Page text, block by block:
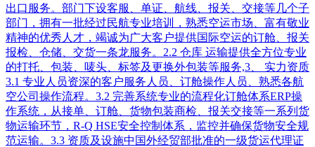
出口服务。部门下设客服、单证、航线、报关、交接等几个子
部门，拥有一批经过民航专业培训，熟悉空运市场、富有敬业
精神的优秀人才，竭诚为广大客户提供国际空运的订舱、报关
报检、仓储、交货一条龙服务。2.2 仓库 运输提供全方位专业
的打托、包装、唛头、标签及更换外包装等服务,3、 实力资质
3.1 专业人员资深的客户服务人员、订舱操作人员、熟悉各航
空公司操作流程。3.2 完善系统专业的流程化订舱体系ERP操
作系统，从接单、订舱、货物包装商检、报关交接等一系列货
物运输环节，R-Q HSE安全控制体系，监控并确保货物安全规
范运输。3.3 资质及设施中国外经贸部批准的一级货运代理证